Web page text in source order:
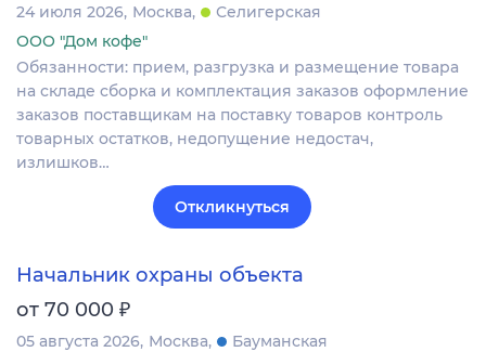
24 июля 2026 Москва
Селигерская
ООО "Дом кофе"
Обязанности: прием, разгрузка и размещение товара
на складе сборка и комплектация заказов оформление
заказов поставщикам на поставку товаров контроль
товарных остатков, недопущение недостач,
излишков…
Откликнуться
Начальник охраны объекта
от 70 000 ₽
05 августа 2026 Москва
Бауманская